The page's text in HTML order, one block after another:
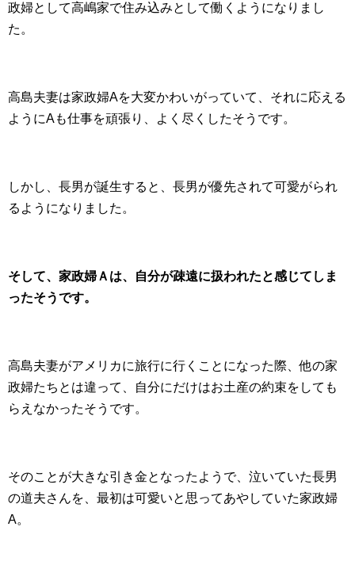
政婦として高嶋家で住み込みとして働くようになりまし
た。
高島夫妻は家政婦Aを大変かわいがっていて、それに応える
ようにAも仕事を頑張り、よく尽くしたそうです。
しかし、長男が誕生すると、長男が優先されて可愛がられ
るようになりました。
そして、家政婦Ａは、自分が疎遠に扱われたと感じてしま
ったそうです。
高島夫妻がアメリカに旅行に行くことになった際、他の家
政婦たちとは違って、自分にだけはお土産の約束をしても
らえなかったそうです。
そのことが大きな引き金となったようで、泣いていた長男
の道夫さんを、最初は可愛いと思ってあやしていた家政婦
A。